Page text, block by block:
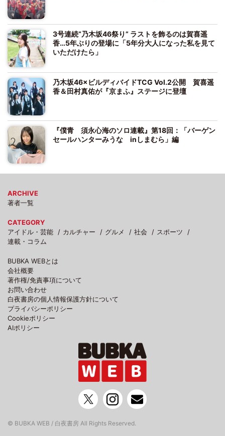
3号連続“乃木坂46祭り” ラストを飾るのは賀喜遥
香…5年ぶりの登場に「5年分大人になった私を見て
いただけたら」
乃木坂46×ビルディバイドTCG Vol.2公開 賀喜遥
香＆田村真佑が『京まふ』ステージに登壇
『僕青 須永心海のソロ連載』第18回：「バーゲン
セールハンターみうな inしまむら」編
ARCHIVE
著者一覧
CATEGORY
アイドル・芸能
カルチャー グルメ 社会
スポーツ
連載・コラム
BUBKA WEBとは
会社概要
著作権/免責事項について
お問い合わせ
白夜書房の個人情報保護方針について
プライバシーポリシー
Cookieポリシー
AIポリシー
© BUBKA WEB / 白夜書房 All Rights Reserved.